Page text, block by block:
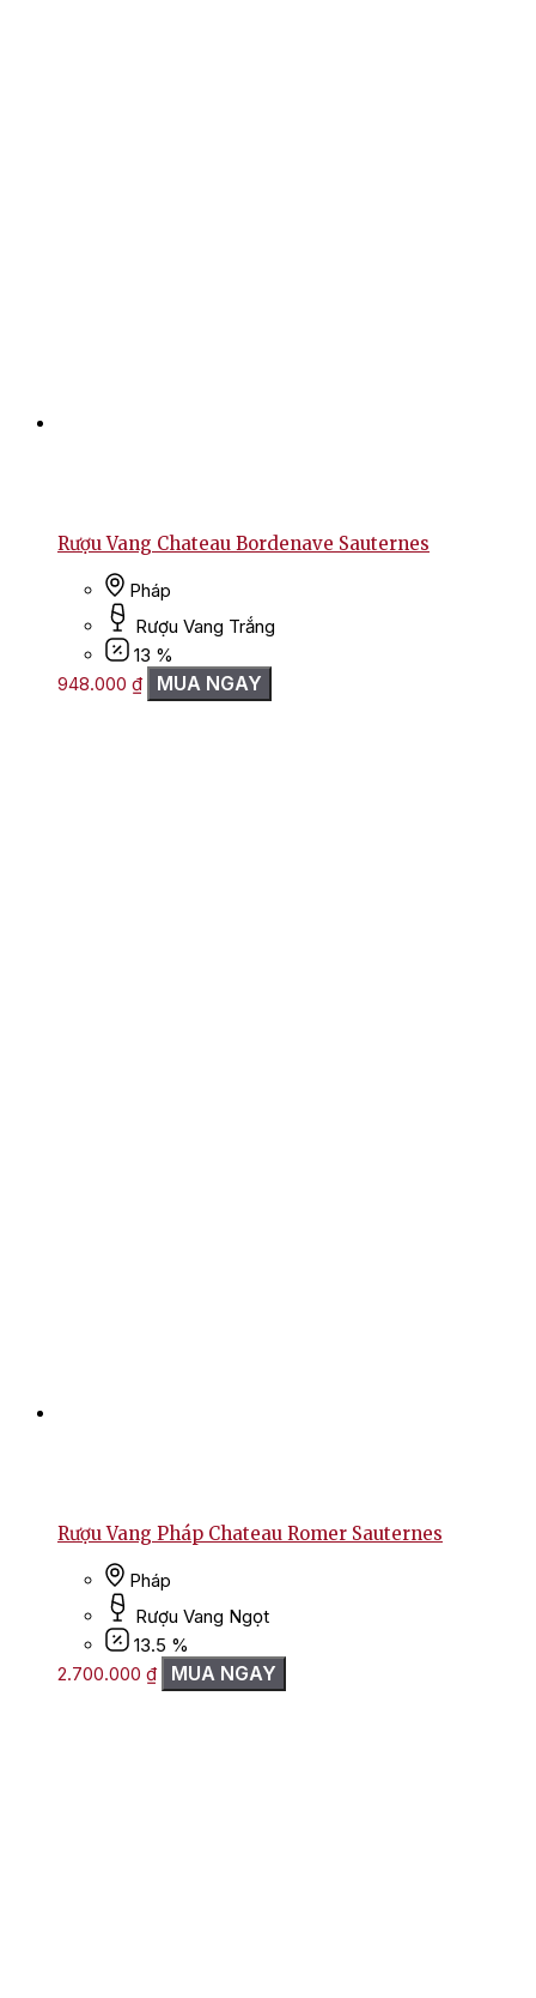
Rượu Vang Chateau Bordenave Sauternes
Pháp
Rượu Vang Trắng
13 %
948.000 ₫ MUA NGAY
Rượu Vang Pháp Chateau Romer Sauternes
Pháp
Rượu Vang Ngọt
13.5 %
2.700.000 ₫ MUA NGAY